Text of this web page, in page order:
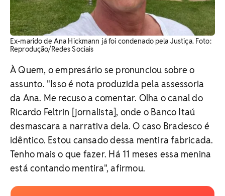
Ex-marido de Ana Hickmann já foi condenado pela Justiça. Foto:
Reprodução/Redes Sociais
À Quem, o empresário se pronunciou sobre o
assunto. "Isso é nota produzida pela assessoria
da Ana. Me recuso a comentar. Olha o canal do
Ricardo Feltrin [jornalista], onde o Banco Itaú
desmascara a narrativa dela. O caso Bradesco é
idêntico. Estou cansado dessa mentira fabricada.
Tenho mais o que fazer. Há 11 meses essa menina
está contando mentira", afirmou.